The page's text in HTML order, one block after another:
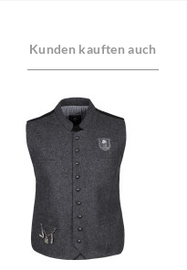
Kunden kauften auch